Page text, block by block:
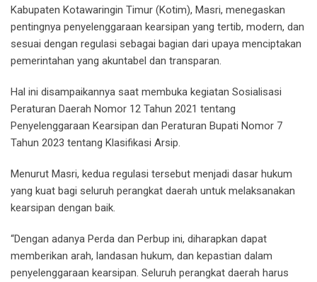
Kabupaten Kotawaringin Timur (Kotim), Masri, menegaskan
pentingnya penyelenggaraan kearsipan yang tertib, modern, dan
sesuai dengan regulasi sebagai bagian dari upaya menciptakan
pemerintahan yang akuntabel dan transparan.
Hal ini disampaikannya saat membuka kegiatan Sosialisasi
Peraturan Daerah Nomor 12 Tahun 2021 tentang
Penyelenggaraan Kearsipan dan Peraturan Bupati Nomor 7
Tahun 2023 tentang Klasifikasi Arsip.
Menurut Masri, kedua regulasi tersebut menjadi dasar hukum
yang kuat bagi seluruh perangkat daerah untuk melaksanakan
kearsipan dengan baik.
“Dengan adanya Perda dan Perbup ini, diharapkan dapat
memberikan arah, landasan hukum, dan kepastian dalam
penyelenggaraan kearsipan. Seluruh perangkat daerah harus